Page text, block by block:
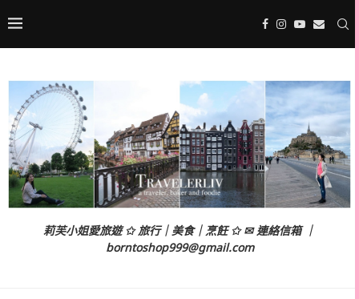
莉芙小姐愛旅遊 ✩ 旅行｜美食｜烹飪 ✩ ✉ 連絡信箱 ｜
borntoshop999@gmail.com